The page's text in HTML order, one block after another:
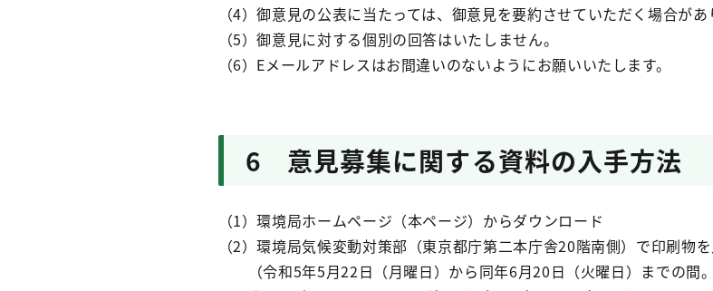
（4）御意見の公表に当たっては、御意見を要約させていただく場合があ
（5）御意見に対する個別の回答はいたしません。
（6）Eメールアドレスはお間違いのないようにお願いいたします。
6 意見募集に関する資料の入手方法
（1）環境局ホームページ（本ページ）からダウンロード
（2）環境局気候変動対策部（東京都庁第二本庁舎20階南側）で印刷物
（令和5年5月22日（月曜日）から同年6月20日（火曜日）までの間。